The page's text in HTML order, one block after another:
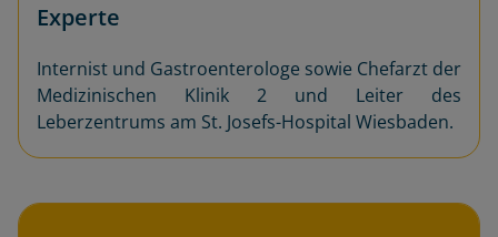
Experte
Internist und Gastroenterologe sowie Chefarzt der
Medizinischen Klinik 2 und Leiter des
Leberzentrums am St. Josefs-Hospital Wiesbaden.